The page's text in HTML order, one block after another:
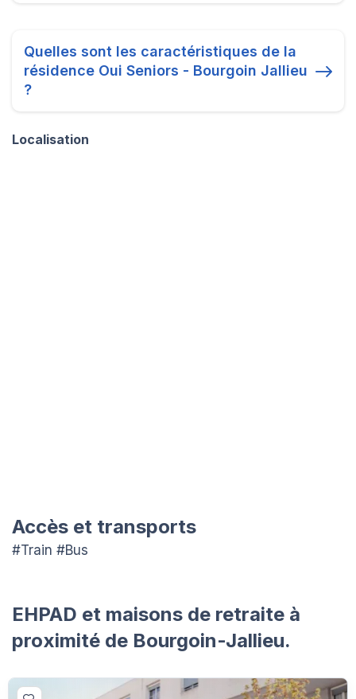
Quelles sont les caractéristiques de la
résidence Oui Seniors - Bourgoin Jallieu
?
Localisation
Accès et transports
#Train #Bus
EHPAD et maisons de retraite à
proximité de Bourgoin-Jallieu.